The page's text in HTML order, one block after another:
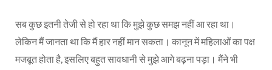
सब कुछ इतनी तेजी से हो रहा था कि मुझे कुछ समझ नहीं आ रहा था।
लेकिन मैं जानता था कि मैं हार नहीं मान सकता। कानून में महिलाओं का पक्ष
मजबूत होता है, इसलिए बहुत सावधानी से मुझे आगे बढ़ना पड़ा। मैंने भी